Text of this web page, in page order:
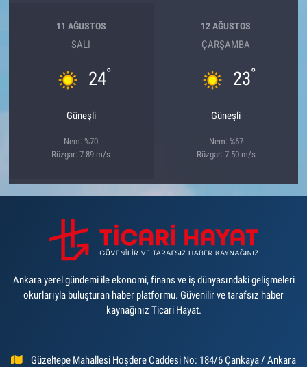
11 AĞUSTOS
SALI
24°
Güneşli
Nem: %70
Rüzgar: 7.89 m/s
12 AĞUSTOS
ÇARŞAMBA
23°
Güneşli
Nem: %67
Rüzgar: 7.50 m/s
Ankara yerel gündemi ile ekonomi, finans ve iş dünyasındaki gelişmeleri
okurlarıyla buluşturan haber platformu. Güvenilir ve tarafsız haber
kaynağınız Ticari Hayat.
Güzeltepe Mahallesi Hoşdere Caddesi No: 184/6 Çankaya / Ankara